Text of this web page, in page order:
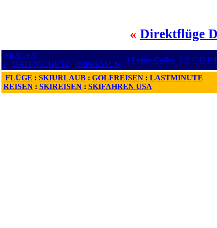
« Direktflüge
FRAGEN
? : DATENSCHUTZ : IMPRESSUM
3 Letter-Codes A B C D E
FLÜGE : SKIURLAUB : GOLFREISEN : LASTMINUTE
REISEN : SKIREISEN : SKIFAHREN USA